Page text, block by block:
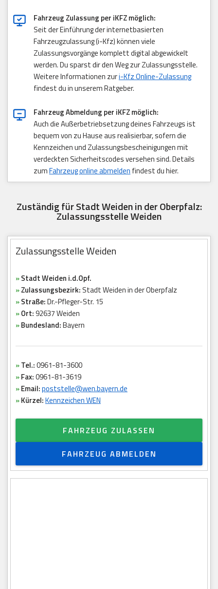
Fahrzeug Zulassung per iKFZ möglich:
Seit der Einführung der internetbasierten
Fahrzeugzulassung (i-Kfz) können viele
Zulassungsvorgänge komplett digital abgewickelt
werden. Du sparst dir den Weg zur Zulassungsstelle.
Weitere Informationen zuri-Kfz Online-Zulassung
findest du in unserem Ratgeber.
Fahrzeug Abmeldung per iKFZ möglich:
Auch die Außerbetriebsetzung deines Fahrzeugs ist
bequem von zu Hause aus realisierbar, sofern die
Kennzeichen und Zulassungsbescheinigungen mit
verdeckten Sicherheitscodes versehen sind. Details
zumFahrzeug online abmelden findest du hier.
Zuständig für Stadt Weiden in der Oberpfalz:
Zulassungsstelle Weiden
Zulassungsstelle Weiden
»Stadt Weiden i.d.Opf.
»Zulassungsbezirk: Stadt Weiden in der Oberpfalz
»Straße:Dr.-Pfleger-Str. 15
»Ort:92637 Weiden
»Bundesland:Bayern
»Tel.:0961-81-3600
»Fax:0961-81-3619
»Email:poststelle@wen.bayern.de
»Kürzel:Kennzeichen WEN
FAHRZEUG ZULASSEN
FAHRZEUG ABMELDEN